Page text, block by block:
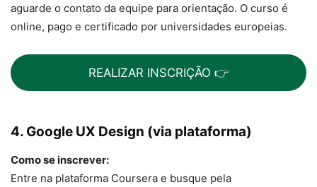
aguarde o contato da equipe para orientação. O curso é
online, pago e certificado por universidades europeias.
REALIZAR INSCRIÇÃO 👉
4. Google UX Design (via plataforma)
Como se inscrever:
Entre na plataforma Coursera e busque pela